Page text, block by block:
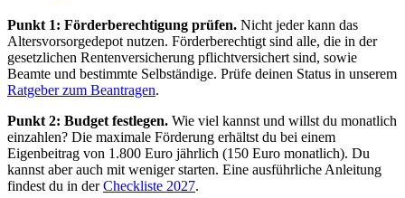
Punkt 1: Förderberechtigung prüfen. Nicht jeder kann das
Altersvorsorgedepot nutzen. Förderberechtigt sind alle, die in der
gesetzlichen Rentenversicherung pflichtversichert sind, sowie
Beamte und bestimmte Selbständige. Prüfe deinen Status in unserem
Ratgeber zum Beantragen.
Punkt 2: Budget festlegen. Wie viel kannst und willst du monatlich
einzahlen? Die maximale Förderung erhältst du bei einem
Eigenbeitrag von 1.800 Euro jährlich (150 Euro monatlich). Du
kannst aber auch mit weniger starten. Eine ausführliche Anleitung
findest du in derCheckliste 2027.